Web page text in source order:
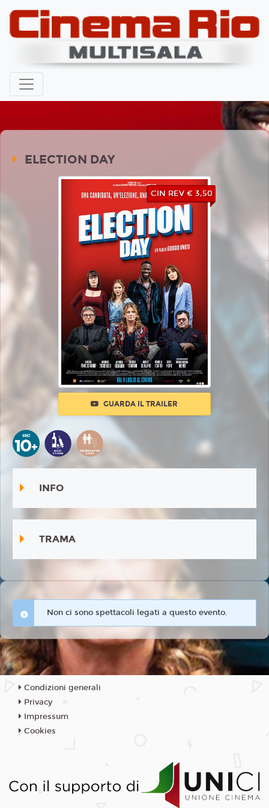
ELECTION DAY
CIN REV € 3,50
GUARDA IL TRAILER
INFO
TRAMA
Non ci sono spettacoli legati a questo evento.
Condizioni generali
Privacy
Impressum
Cookies